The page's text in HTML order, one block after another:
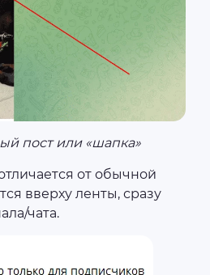
пост или «шапка»
от обычной
вверху ленты, сразу
чата.